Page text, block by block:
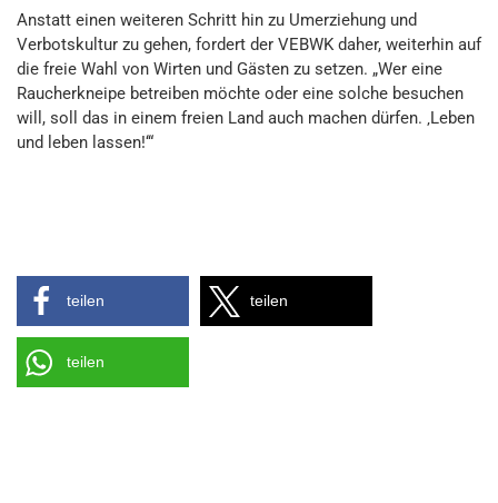
Anstatt einen weiteren Schritt hin zu Umerziehung und
Verbotskultur zu gehen, fordert der VEBWK daher, weiterhin auf
die freie Wahl von Wirten und Gästen zu setzen. „Wer eine
Raucherkneipe betreiben möchte oder eine solche besuchen
will, soll das in einem freien Land auch machen dürfen. ‚Leben
und leben lassen!‘“
teilen teilen
teilen